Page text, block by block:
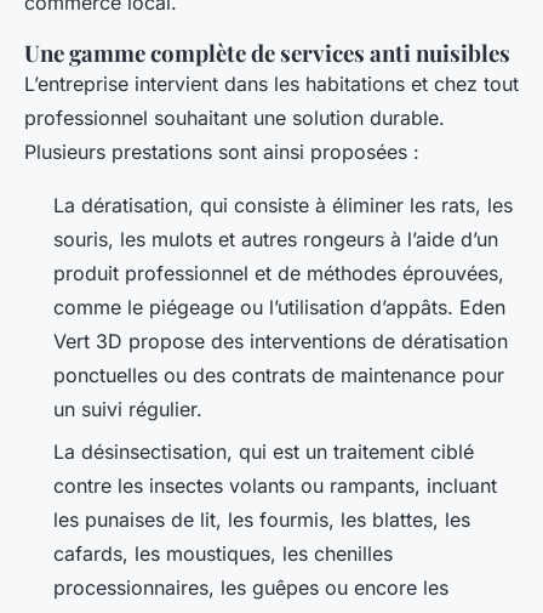
Une gamme complète de services anti nuisibles
L’entreprise intervient dans les habitations et chez tout
professionnel souhaitant une solution durable.
Plusieurs prestations sont ainsi proposées :
La dératisation, qui consiste à éliminer les rats, les
souris, les mulots et autres rongeurs à l’aide d’un
produit professionnel et de méthodes éprouvées,
comme le piégeage ou l’utilisation d’appâts. Eden
Vert 3D propose des interventions de dératisation
ponctuelles ou des contrats de maintenance pour
un suivi régulier.
La désinsectisation, qui est un traitement ciblé
contre les insectes volants ou rampants, incluant
les punaises de lit, les fourmis, les blattes, les
cafards, les moustiques, les chenilles
processionnaires, les guêpes ou encore les